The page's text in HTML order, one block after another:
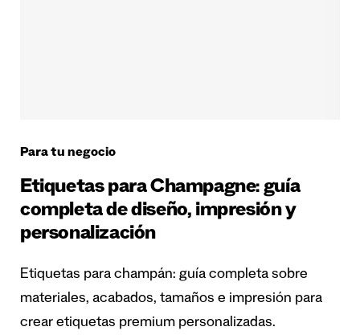
Para tu negocio
Etiquetas para Champagne: guía
completa de diseño, impresión y
personalización
Etiquetas para champán: guía completa sobre
materiales, acabados, tamaños e impresión para
crear etiquetas premium personalizadas.